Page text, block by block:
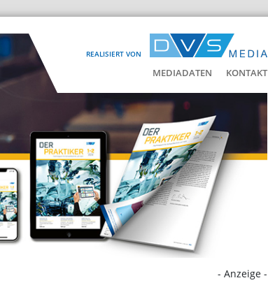
REALISIERT VON
MEDIADATEN KONTAKT
- Anzeige -